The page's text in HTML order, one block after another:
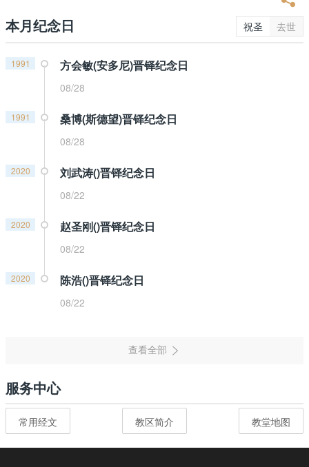
本月纪念日 祝圣 去世
1991 方会敏(安多尼)晋铎纪念日
08/28
1991 桑博(斯德望)晋铎纪念日
08/28
2020 刘武涛()晋铎纪念日
08/22
2020 赵圣刚()晋铎纪念日
08/22
2020 陈浩()晋铎纪念日
08/22
服务中心
常用经文 教区简介 教堂地图